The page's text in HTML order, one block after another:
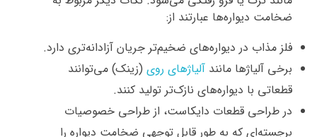
ضخامت دیواره‌ها عبارتند از:
فلز مذاب در دیواره‌های ضخیم‌تر جریان آزادانه‌تری دارد.
برخی آلیاژها مانند آلیاژهای روی (زینک) می‌توانند
قطعاتی با دیواره‌های نازک‌تر تولید کنند.
در طراحی قطعات دایکاست، از طراحی خصوصیات
برجسته‌ای که به طور قابل توجهی ضخامت دیواره را